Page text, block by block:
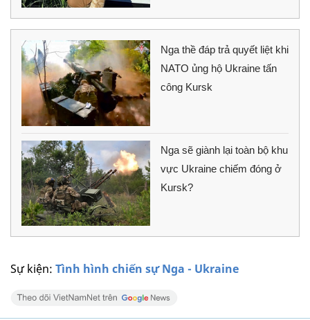
Sự kiện: Tình hình chiến sự Nga - Ukraine
Nga thề đáp trả quyết liệt khi
NATO ủng hộ Ukraine tấn
công Kursk
Nga sẽ giành lại toàn bộ khu
vực Ukraine chiếm đóng ở
Kursk?